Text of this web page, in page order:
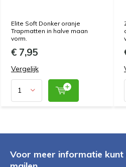
Elite Soft Donker oranje
Trapmatten in halve maan
vorm.
€ 7,95
Vergelijk
Voor meer informatie kunt